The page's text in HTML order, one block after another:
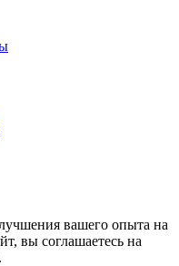
вашего опыта на
вы соглашаетесь на